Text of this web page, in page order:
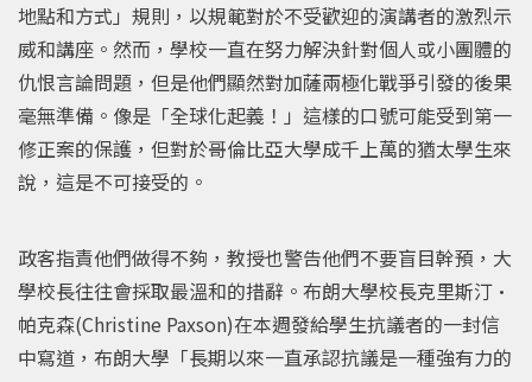
地點和方式」規則，以規範對於不受歡迎的演講者的激烈示
威和講座。然而，學校一直在努力解決針對個人或小團體的
仇恨言論問題，但是他們顯然對加薩兩極化戰爭引發的後果
毫無準備。像是「全球化起義！」這樣的口號可能受到第一
修正案的保護，但對於哥倫比亞大學成千上萬的猶太學生來
說，這是不可接受的。
政客指責他們做得不夠，教授也警告他們不要盲目幹預，大
學校長往往會採取最溫​​和的措辭。布朗大學校長克里斯汀·
帕克森(Christine Paxson)在本週發給學生抗議者的一封信
中寫道，布朗大學「長期以來一直承認抗議是一種強有力的